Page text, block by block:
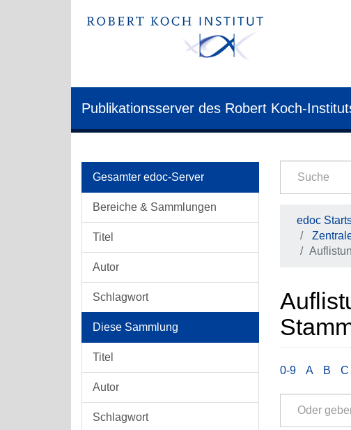
Publikationsserver des Robert Koch-
Gesamter edoc-Server
Bereiche & Sammlungen
Titel
Autor
Schlagwort
Diese Sammlung
Titel
Autor
Schlagwort
edoc
0-9 A B C